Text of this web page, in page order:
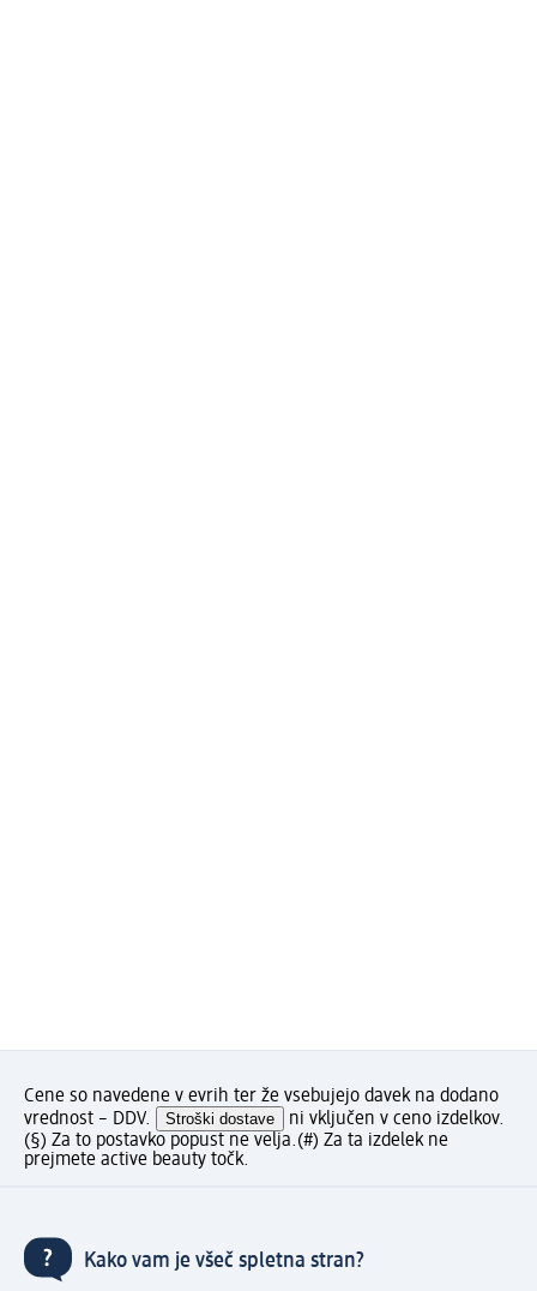
Cene so navedene v evrih ter že vsebujejo davek na dodano
vrednost – DDV.
Stroški dostave
ni vključen v ceno izdelkov.
(§) Za to postavko popust ne velja.(#) Za ta izdelek ne
prejmete active beauty točk.
Kako vam je všeč spletna stran?